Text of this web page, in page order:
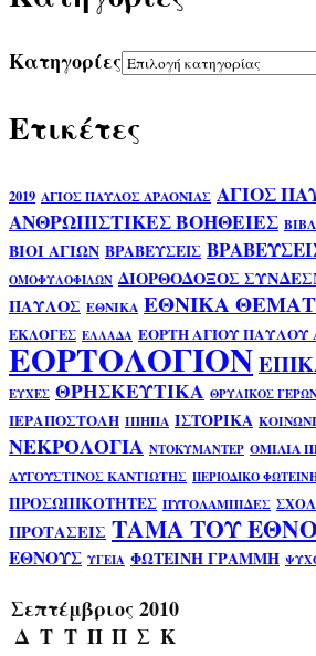
Kατηγορίες
Ετικέτες
2019 ΑΓΙΟΣ ΠΑΥΛΟΣ ΑΡΑΟΝΙΑΣ ΑΓΙΟΣ
ΑΝΘΡΩΠΙΣΤΙΚΕΣ ΒΟΗΘΕΙΕΣ
ΒΙΟΙ ΑΓΙΩΝ ΒΡΑΒΕΥΣΕΙΣ
ΟΜΟΦΥΛΟΦΙΛΩΝ ΔΙΟΡΘΟΔΟΞΟΣ
ΠΑΥΛΟΣ ΕΘΝΙΚΑ ΕΘΝΙΚΑ
ΕΚΛΟΓΕΣ ΕΛΛΑΔΑ ΕΟΡΤΗ ΑΓΙΟΥ ΠΑΥΛΟΥ
ΕΟΡΤΟΛΟΓΙΟΝ
ΕΥΧΕΣ ΘΡΗΣΚΕΥΤΙΚΑ ΘΡΥΛΙΚΟΣ
ΙΕΡΑΠΟΣΤΟΛΗ ΙΠΗΠΑ ΙΣΤΟΡΙΚΑ
ΝΕΚΡΟΛΟΓΙΑ ΝΤΟΚΥΜΑΝΤΕΡ ΟΜΙΛΙΑ
ΑΥΓΟΥΣΤΙΝΟΣ ΚΑΝΤΙΩΤΗΣ ΠΕΡΙΟΔΙΚΟ
ΠΡΟΣΩΠΙΚΟΤΗΤΕΣ ΠΥΓΟΛΑΜΠΙΔΕΣ
ΠΡΟΤΑΣΕΙΣ ΤΑΜΑ ΤΟΥ
ΕΘΝΟΥΣ ΥΓΕΙΑ ΦΩΤΕΙΝΗ ΓΡΑΜΜΗ
Σεπτέμβριος 2010
Δ Τ Τ Π Π Σ Κ